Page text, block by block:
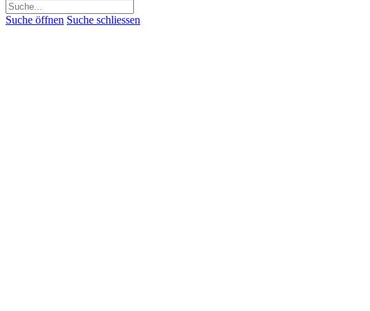
Suchen
nach:
Suche öffnen Suche schliessen